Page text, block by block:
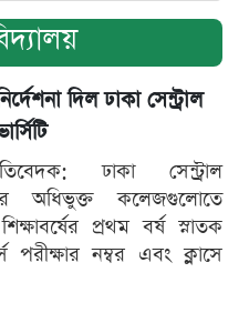
দিল ঢাকা সেন্ট্রাল
ঢাকা সেন্ট্রাল
অধিভুক্ত কলেজগুলোতে
প্রথম বর্ষ স্নাতক
পরীক্ষার নম্বর এবং ক্লাসে